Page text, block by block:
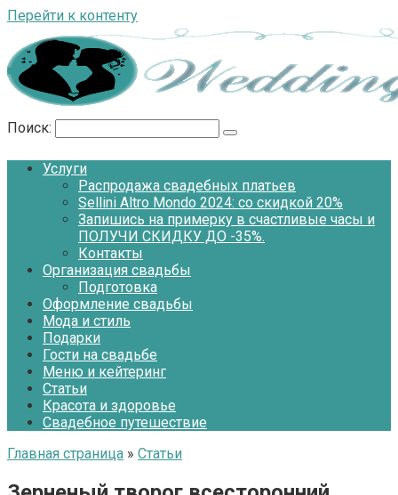
Перейти к контенту
Поиск:
Услуги
Распродажа свадебных платьев
Sellini Altro Mondo 2024: со скидкой 20%
Запишись на примерку в счастливые часы и
ПОЛУЧИ СКИДКУ ДО -35%.
Контакты
Организация свадьбы
Подготовка
Оформление свадьбы
Мода и стиль
Подарки
Гости на свадьбе
Меню и кейтеринг
Статьи
Красота и здоровье
Свадебное путешествие
Главная страница » Статьи